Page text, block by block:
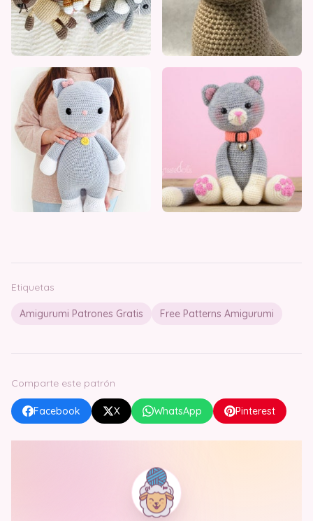
Etiquetas
Amigurumi Patrones Gratis Free Patterns Amigurumi
Comparte este patrón
Facebook X WhatsApp Pinterest